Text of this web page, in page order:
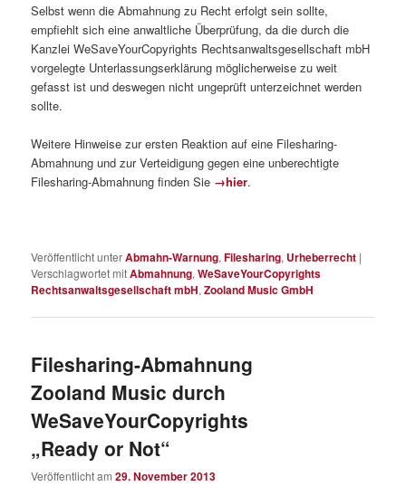
Selbst wenn die Abmahnung zu Recht erfolgt sein sollte,
empfiehlt sich eine anwaltliche Überprüfung, da die durch die
Kanzlei WeSaveYourCopyrights Rechtsanwaltsgesellschaft mbH
vorgelegte Unterlassungserklärung möglicherweise zu weit
gefasst ist und deswegen nicht ungeprüft unterzeichnet werden
sollte.
Weitere Hinweise zur ersten Reaktion auf eine Filesharing-
Abmahnung und zur Verteidigung gegen eine unberechtigte
Filesharing-Abmahnung finden Sie →hier.
Veröffentlicht unterAbmahn-Warnung,Filesharing, Urheberrecht |
Verschlagwortet mitAbmahnung,WeSaveYourCopyrights
Rechtsanwaltsgesellschaft mbH,Zooland Music GmbH
Filesharing-Abmahnung
Zooland Music durch
WeSaveYourCopyrights
„Ready or Not“
Veröffentlicht am29. November 2013